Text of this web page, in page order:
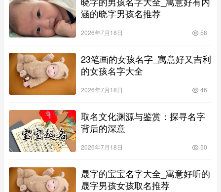
涵的晓字男孩名推荐
2026年7月18日 58
23笔画的女孩名字_寓意好又吉利
的女孩名字大全
2026年7月18日 46
取名文化渊源与鉴赏：探寻名字
背后的深意
2026年7月18日 50
晟字的宝宝名字大全_寓意好听的
晟字男孩女孩取名推荐